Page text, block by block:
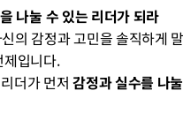
나눌 수 있는 리더가 되라
의 감정과 고민을 솔직하게
입니다.
더가 먼저 감정과 실수를 나